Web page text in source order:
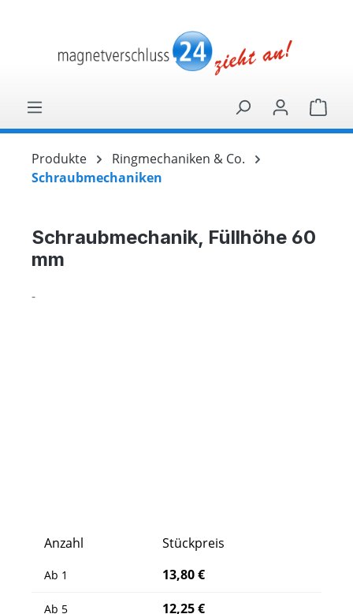
Produkte
Ringmechaniken & Co.
Schraubmechaniken
Schraubmechanik, Füllhöhe 60
mm
-
Anzahl Stückpreis
Ab 1 13,80 €
Ab 5 12,25 €